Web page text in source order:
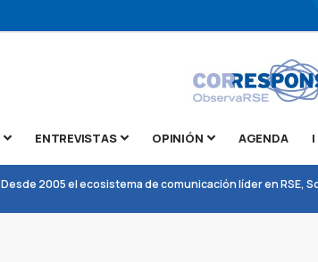
ENTREVISTAS OPINIÓN AGENDA |
Desde 2005 el ecosistema de comunicación líder en RSE,